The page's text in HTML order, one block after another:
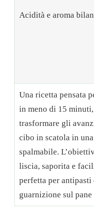
Acidità e aroma
Una ricetta pensata
in meno di 15
trasformare gli
cibo in scatola in
spalmabile.
liscia, saporita e
perfetta per antipasti
guarnizione sul pane